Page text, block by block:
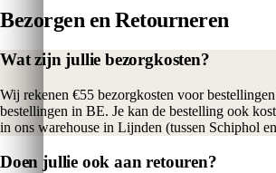
Bezorgen en Retourneren
Wat zijn jullie bezorgkosten?
Wij rekenen €55 bezorgkosten voor
bestellingen in BE. Je kan de bestelling ook
in ons warehouse in Lijnden (tussen Schiphol
Doen jullie ook aan retouren?